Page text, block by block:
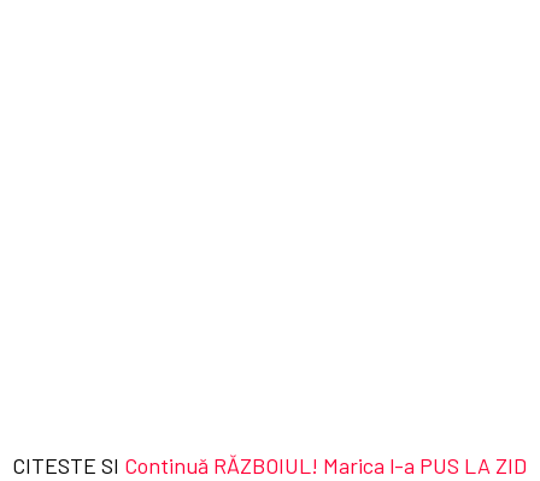
CITESTE SI Continuă RĂZBOIUL! Marica l-a PUS LA ZID